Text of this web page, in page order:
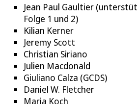
Jean Paul Gaultier
Folge 1 und 2)
Kilian Kerner
Jeremy Scott
Christian Siriano
Julien Macdonald
Giuliano Calza (GCDS)
Daniel W. Fletcher
Maria Koch